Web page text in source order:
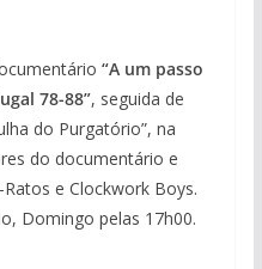
“A um passo
78-88”, seguida de
do Purgatório”, na
do documentário e
e Clockwork Boys.
Domingo pelas 17h00.